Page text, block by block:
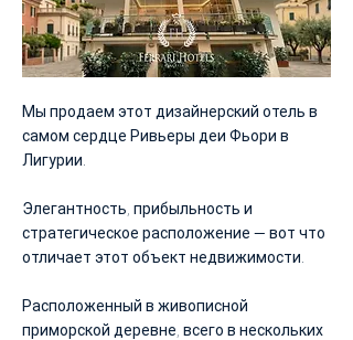
Мы продаем этот дизайнерский отель в
самом сердце Ривьеры деи Фьори в
Лигурии.
Элегантность, прибыльность и
стратегическое расположение — вот что
отличает этот объект недвижимости.
Расположенный в живописной
приморской деревне, всего в нескольких